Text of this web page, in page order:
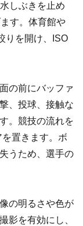
しぶきを止め
す。体育館や
りを開け、ISO
の前にバッファ
、投球、接触な
。競技の流れを
置きます。ボ
うため、選手の
の明るさや色が
影を有効にし、